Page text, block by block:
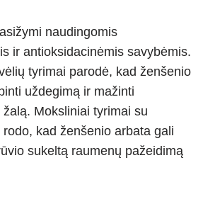
naudingomis
ir antioksidacinėmis savybėmis.
tyrimai parodė, kad ženšenio
uždegimą ir mažinti
Moksliniai tyrimai su
kad ženšenio arbata gali
sukeltą raumenų pažeidimą